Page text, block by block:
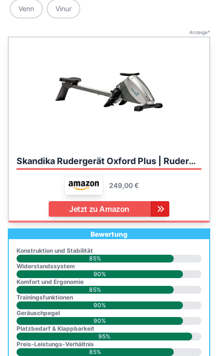
Venn Vinur
Anzeige*
Skandika Rudergerät Oxford Plus | Rudermaschine für Zuhause mit 10 Widerstandsstufen, klappbar, 6 kg Schwungmasse, Pulsempfänger, bis 190 cm, Magnetbremssystem, LCD-Display | Heimtrainer
249,00 €
Jetzt zu Amazon
Bewertung
Konstruktion und Stabilität
85%
Widerstandssystem
90%
Komfort und Ergonomie
85%
Trainingsfunktionen
90%
Geräuschpegel
90%
Platzbedarf & Klappbarkeit
95%
Preis-Leistungs-Verhältnis
85%